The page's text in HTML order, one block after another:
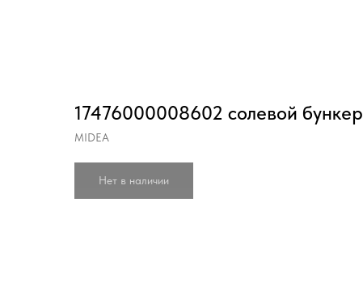
17476000008602 солевой бункер
MIDEA
Нет в наличии